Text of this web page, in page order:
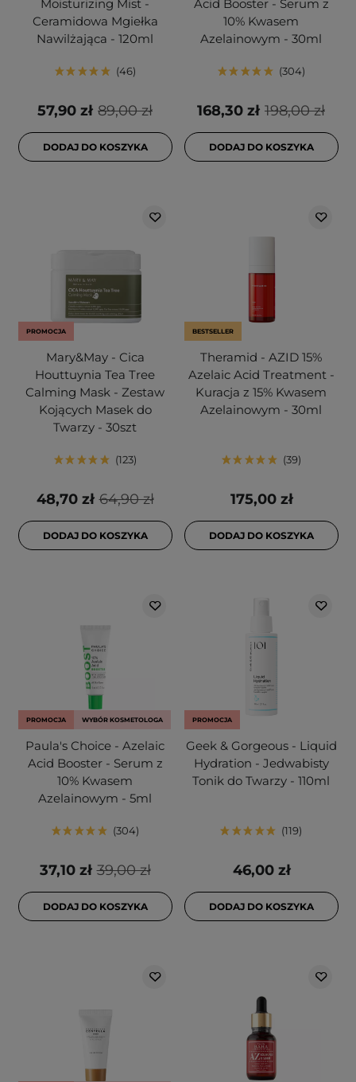
Moisturizing Mist -
Ceramidowa Mgiełka
Nawilżająca - 120ml
46
89,00 zł
57,90 zł
DODAJ DO KOSZYKA
Acid Booster - Serum z
10% Kwasem
Azelainowym - 30ml
304
198,00 zł
168,30 zł
DODAJ DO KOSZYKA
PROMOCJA
Mary&May - Cica
Houttuynia Tea Tree
Calming Mask - Zestaw
Kojących Masek do
Twarzy - 30szt
123
64,90 zł
48,70 zł
DODAJ DO KOSZYKA
BESTSELLER
Theramid - AZID 15%
Azelaic Acid Treatment -
Kuracja z 15% Kwasem
Azelainowym - 30ml
39
175,00 zł
DODAJ DO KOSZYKA
PROMOCJA WYBÓR KOSMETOLOGA
Paula's Choice - Azelaic
Acid Booster - Serum z
10% Kwasem
Azelainowym - 5ml
304
39,00 zł
37,10 zł
DODAJ DO KOSZYKA
PROMOCJA
Geek & Gorgeous - Liquid
Hydration - Jedwabisty
Tonik do Twarzy - 110ml
119
46,00 zł
DODAJ DO KOSZYKA